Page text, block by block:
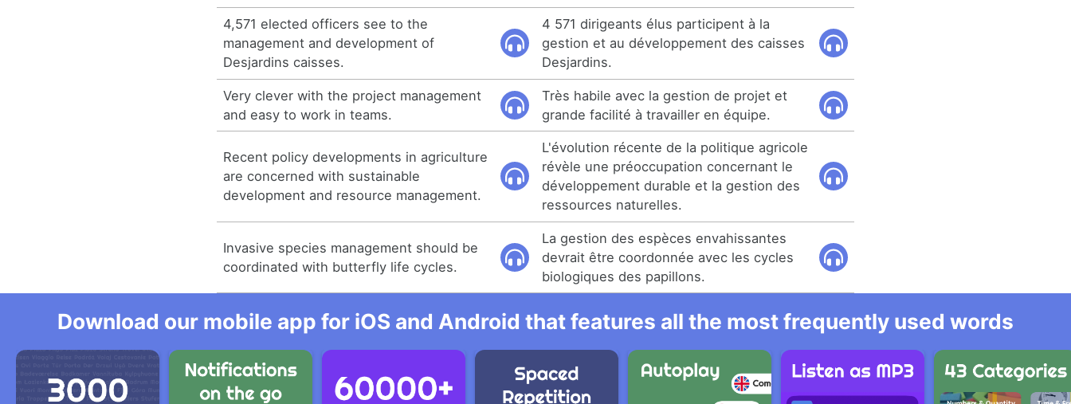
4,571 elected officers see to the
management and development of
Desjardins caisses.
4 571 dirigeants élus participent à la
gestion et au développement des caisses
Desjardins.
Very clever with the project management
and easy to work in teams.
Très habile avec la gestion de projet et
grande facilité à travailler en équipe.
Recent policy developments in agriculture
are concerned with sustainable
development and resource management.
L'évolution récente de la politique agricole
révèle une préoccupation concernant le
développement durable et la gestion des
ressources naturelles.
Invasive species management should be
coordinated with butterfly life cycles.
La gestion des espèces envahissantes
devrait être coordonnée avec les cycles
biologiques des papillons.
Download our mobile app for iOS and Android that features all the most frequently used words